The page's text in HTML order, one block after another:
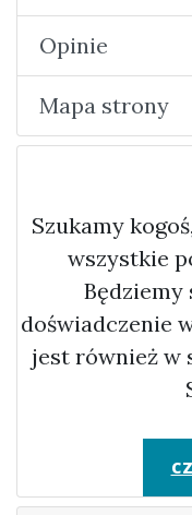
Opinie
Mapa strony
Szukamy
wszystkie
Będziemy
doświadczenie
jest również w